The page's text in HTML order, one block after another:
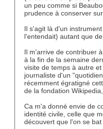
un peu comme si
prudence à conserver
Il s'agit là d'un
l'entendait) autant que
Il m'arrive de contribuer
à la fin de la semaine
visite de temps à autre
journaliste d'un
récemment égratigné
de la fondation
Ca m'a donné envie de
identité civile, celle que
découvert que l'on se bat